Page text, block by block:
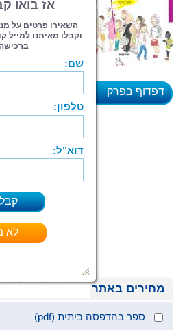
דפדוף בפרק
וְשֵׁם‭ ‬נִתַּן‭ ‬לוֹ‭ ‬בְּעֶזרַת‭ ‬הָאֵל‭ ‬‮–‬‭ ‬יְחֶזְקֵאל‭.‬
עִם‭ ‬הַרְבֵּה‭ ‬חוּשׁ‭ ‬הוּמוֹר‭ ‬הוּא‭ ‬מוֹצֵא‭ ‬פִּתְרוֹן
מחירים באתר
ספר בהדפסה ביתית (pdf)